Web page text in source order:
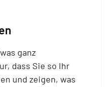
ganz
dass Sie so Ihr
und zeigen, was